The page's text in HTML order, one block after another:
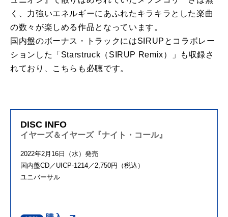
く、力強いエネルギーにあふれたキラキラとした楽曲
の数々が楽しめる作品となっています。
国内盤のボーナス・トラックにはSIRUPとコラボレー
ションした「Starstruck（SIRUP Remix）」も収録さ
れており、こちらも必聴です。
DISC INFO
イヤーズ＆イヤーズ『ナイト・コール』
2022年2月16日（水）発売
国内盤CD／UICP-1214／2,750円（税込）
ユニバーサル